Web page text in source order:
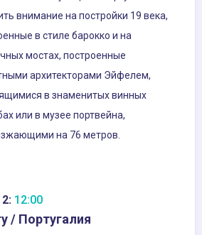
внимание на постройки 19 века,
в стиле барокко и на
мостах, построенные
архитекторами Эйфелем,
в знаменитых винных
или в музее портвейна,
на 76 метров.
12:00
/ Португалия